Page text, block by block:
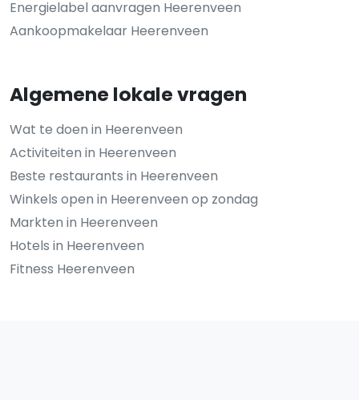
Energielabel aanvragen Heerenveen
Aankoopmakelaar Heerenveen
Algemene lokale vragen
Wat te doen in Heerenveen
Activiteiten in Heerenveen
Beste restaurants in Heerenveen
Winkels open in Heerenveen op zondag
Markten in Heerenveen
Hotels in Heerenveen
Fitness Heerenveen